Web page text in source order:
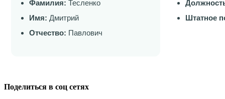
Фамилия: Тесленко
Имя: Дмитрий
Отчество: Павлович
Штатное
Поделиться в соц сетях